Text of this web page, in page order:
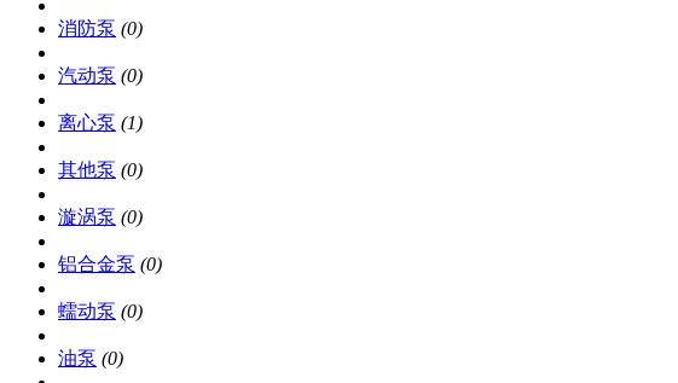
消防泵 (0)
汽动泵 (0)
离心泵 (1)
其他泵 (0)
漩涡泵 (0)
铝合金泵 (0)
蠕动泵 (0)
油泵 (0)